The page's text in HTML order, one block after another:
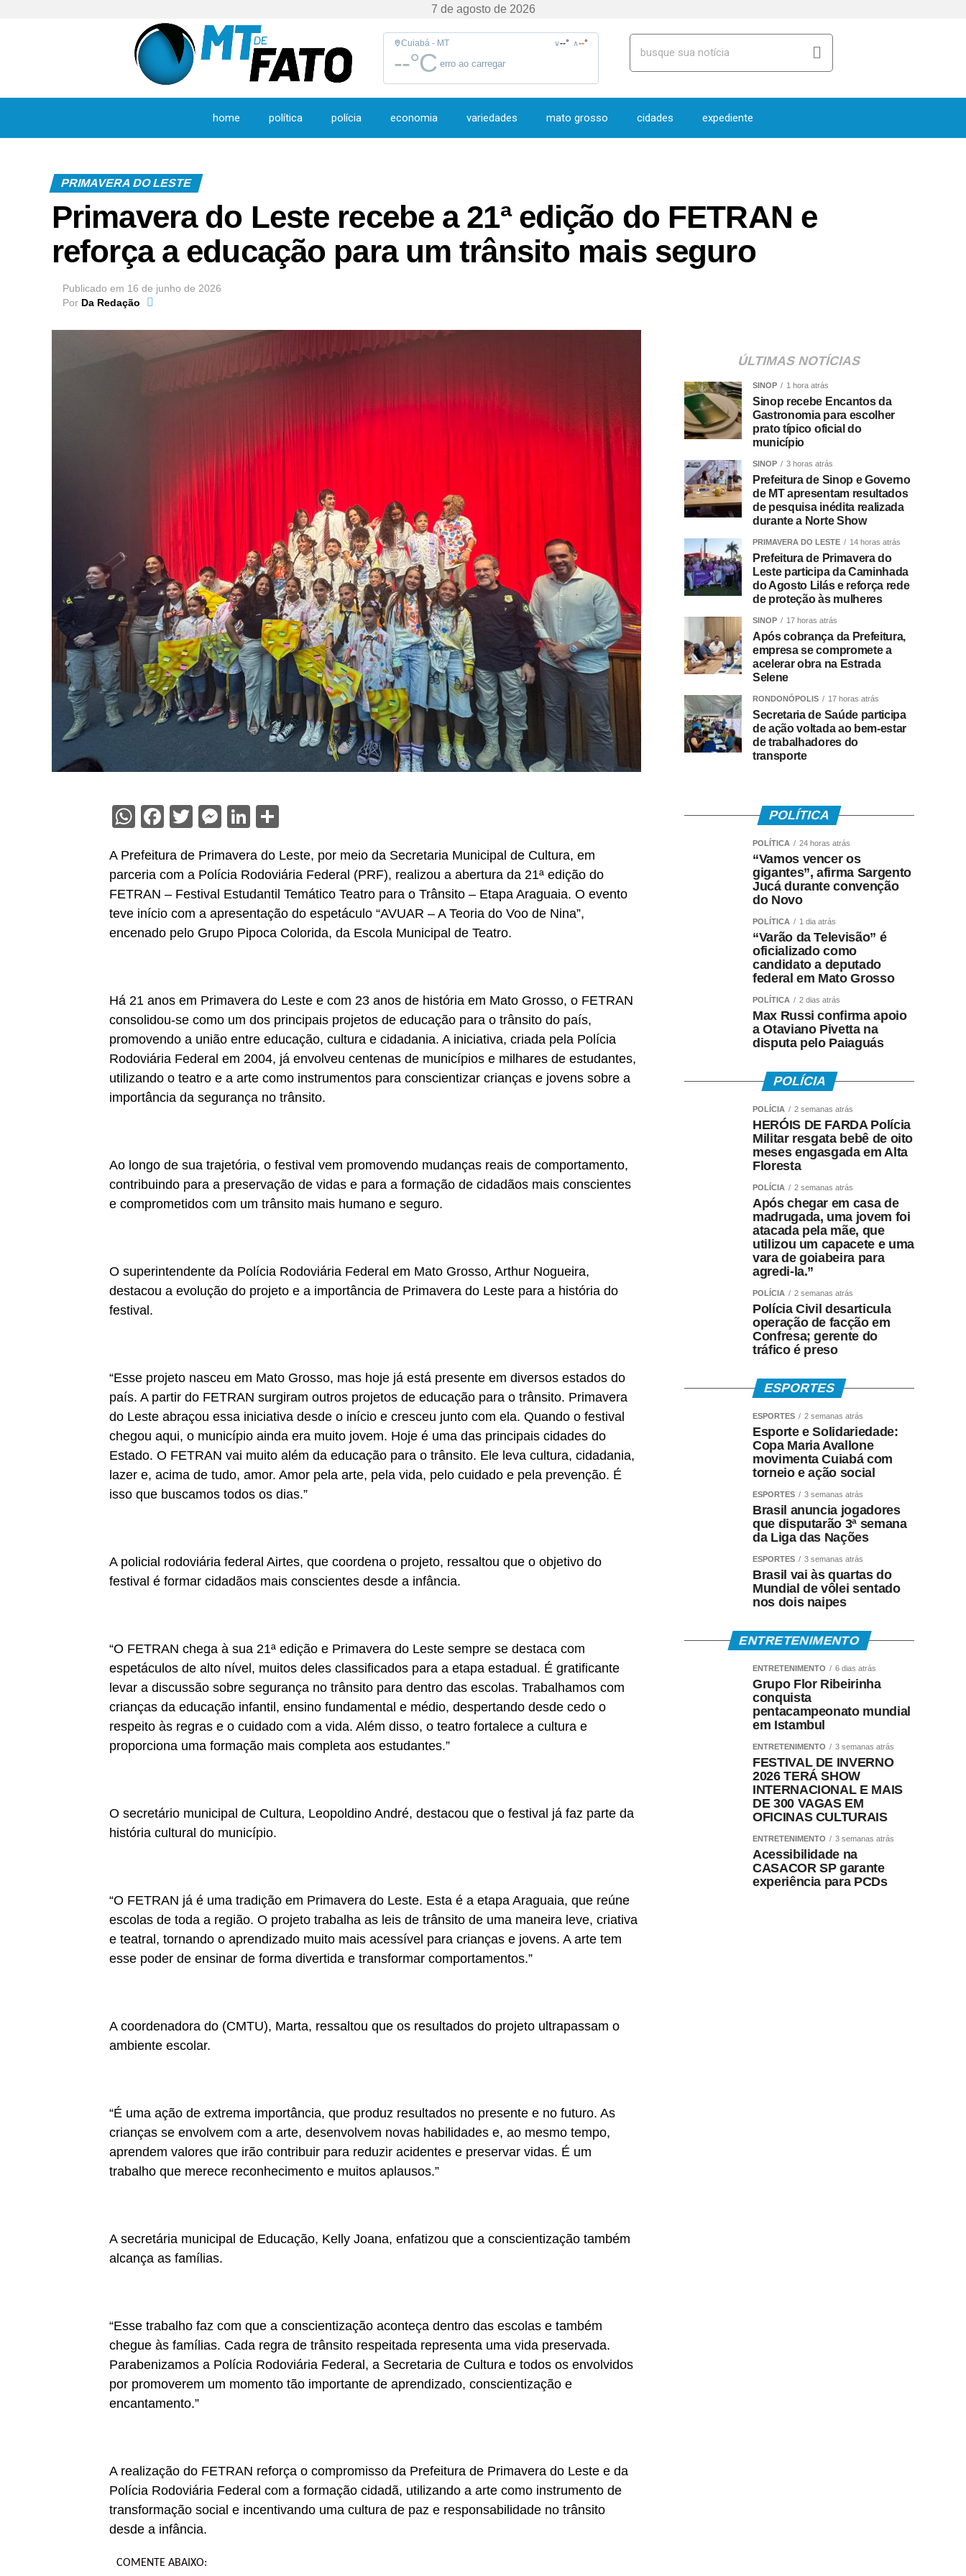
Cuiabá - MT ∨--° ∧--°
--°C erro ao carregar
home política polícia economia variedades mato grosso cidades expediente
7 de agosto de 2026
PRIMAVERA DO LESTE
Primavera do Leste recebe a 21ª edição do FETRAN e
reforça a educação para um trânsito mais seguro
Publicado em 16 de junho de 2026
Por Da Redação
WhatsApp
Facebook
Twitter
Messenger
LinkedIn
A Prefeitura de Primavera do Leste, por meio da Secretaria Municipal de Cultura, em
parceria com a Polícia Rodoviária Federal (PRF), realizou a abertura da 21ª edição do
FETRAN – Festival Estudantil Temático Teatro para o Trânsito – Etapa Araguaia. O evento
teve início com a apresentação do espetáculo “AVUAR – A Teoria do Voo de Nina”,
encenado pelo Grupo Pipoca Colorida, da Escola Municipal de Teatro.
Há 21 anos em Primavera do Leste e com 23 anos de história em Mato Grosso, o FETRAN
consolidou-se como um dos principais projetos de educação para o trânsito do país,
promovendo a união entre educação, cultura e cidadania. A iniciativa, criada pela Polícia
Rodoviária Federal em 2004, já envolveu centenas de municípios e milhares de estudantes,
utilizando o teatro e a arte como instrumentos para conscientizar crianças e jovens sobre a
importância da segurança no trânsito.
Ao longo de sua trajetória, o festival vem promovendo mudanças reais de comportamento,
contribuindo para a preservação de vidas e para a formação de cidadãos mais conscientes
e comprometidos com um trânsito mais humano e seguro.
O superintendente da Polícia Rodoviária Federal em Mato Grosso, Arthur Nogueira,
destacou a evolução do projeto e a importância de Primavera do Leste para a história do
festival.
“Esse projeto nasceu em Mato Grosso, mas hoje já está presente em diversos estados do
país. A partir do FETRAN surgiram outros projetos de educação para o trânsito. Primavera
do Leste abraçou essa iniciativa desde o início e cresceu junto com ela. Quando o festival
chegou aqui, o município ainda era muito jovem. Hoje é uma das principais cidades do
Estado. O FETRAN vai muito além da educação para o trânsito. Ele leva cultura, cidadania,
lazer e, acima de tudo, amor. Amor pela arte, pela vida, pelo cuidado e pela prevenção. É
isso que buscamos todos os dias.”
A policial rodoviária federal Airtes, que coordena o projeto, ressaltou que o objetivo do
festival é formar cidadãos mais conscientes desde a infância.
“O FETRAN chega à sua 21ª edição e Primavera do Leste sempre se destaca com
espetáculos de alto nível, muitos deles classificados para a etapa estadual. É gratificante
levar a discussão sobre segurança no trânsito para dentro das escolas. Trabalhamos com
crianças da educação infantil, ensino fundamental e médio, despertando desde cedo o
respeito às regras e o cuidado com a vida. Além disso, o teatro fortalece a cultura e
proporciona uma formação mais completa aos estudantes.”
O secretário municipal de Cultura, Leopoldino André, destacou que o festival já faz parte da
história cultural do município.
“O FETRAN já é uma tradição em Primavera do Leste. Esta é a etapa Araguaia, que reúne
escolas de toda a região. O projeto trabalha as leis de trânsito de uma maneira leve, criativa
e teatral, tornando o aprendizado muito mais acessível para crianças e jovens. A arte tem
esse poder de ensinar de forma divertida e transformar comportamentos.”
A coordenadora do (CMTU), Marta, ressaltou que os resultados do projeto ultrapassam o
ambiente escolar.
“É uma ação de extrema importância, que produz resultados no presente e no futuro. As
crianças se envolvem com a arte, desenvolvem novas habilidades e, ao mesmo tempo,
aprendem valores que irão contribuir para reduzir acidentes e preservar vidas. É um
trabalho que merece reconhecimento e muitos aplausos.”
A secretária municipal de Educação, Kelly Joana, enfatizou que a conscientização também
alcança as famílias.
“Esse trabalho faz com que a conscientização aconteça dentro das escolas e também
chegue às famílias. Cada regra de trânsito respeitada representa uma vida preservada.
Parabenizamos a Polícia Rodoviária Federal, a Secretaria de Cultura e todos os envolvidos
por promoverem um momento tão importante de aprendizado, conscientização e
encantamento.”
A realização do FETRAN reforça o compromisso da Prefeitura de Primavera do Leste e da
Polícia Rodoviária Federal com a formação cidadã, utilizando a arte como instrumento de
transformação social e incentivando uma cultura de paz e responsabilidade no trânsito
desde a infância.
COMENTE ABAIXO:
ÚLTIMAS NOTÍCIAS
SINOP 1 hora atrás
Sinop recebe Encantos da
Gastronomia para escolher
prato típico oficial do
município
SINOP 3 horas atrás
Prefeitura de Sinop e Governo
de MT apresentam resultados
de pesquisa inédita realizada
durante a Norte Show
PRIMAVERA DO LESTE 14 horas atrás
Prefeitura de Primavera do
Leste participa da Caminhada
do Agosto Lilás e reforça rede
de proteção às mulheres
SINOP 17 horas atrás
Após cobrança da Prefeitura,
empresa se compromete a
acelerar obra na Estrada
Selene
RONDONÓPOLIS 17 horas atrás
Secretaria de Saúde participa
de ação voltada ao bem-estar
de trabalhadores do
transporte
POLÍTICA
POLÍTICA 24 horas atrás
“Vamos vencer os
gigantes”, afirma Sargento
Jucá durante convenção
do Novo
POLÍTICA 1 dia atrás
“Varão da Televisão” é
oficializado como
candidato a deputado
federal em Mato Grosso
POLÍTICA 2 dias atrás
Max Russi confirma apoio
a Otaviano Pivetta na
disputa pelo Paiaguás
POLÍCIA
POLÍCIA 2 semanas atrás
HERÓIS DE FARDA Polícia
Militar resgata bebê de oito
meses engasgada em Alta
Floresta
POLÍCIA 2 semanas atrás
Após chegar em casa de
madrugada, uma jovem foi
atacada pela mãe, que
utilizou um capacete e uma
vara de goiabeira para
agredi-la.”
POLÍCIA 2 semanas atrás
Polícia Civil desarticula
operação de facção em
Confresa; gerente do
tráfico é preso
ESPORTES
ESPORTES 2 semanas atrás
Esporte e Solidariedade:
Copa Maria Avallone
movimenta Cuiabá com
torneio e ação social
ESPORTES 3 semanas atrás
Brasil anuncia jogadores
que disputarão 3ª semana
da Liga das Nações
ESPORTES 3 semanas atrás
Brasil vai às quartas do
Mundial de vôlei sentado
nos dois naipes
ENTRETENIMENTO
ENTRETENIMENTO 6 dias atrás
Grupo Flor Ribeirinha
conquista
pentacampeonato mundial
em Istambul
ENTRETENIMENTO 3 semanas atrás
FESTIVAL DE INVERNO
2026 TERÁ SHOW
INTERNACIONAL E MAIS
DE 300 VAGAS EM
OFICINAS CULTURAIS
ENTRETENIMENTO 3 semanas atrás
Acessibilidade na
CASACOR SP garante
experiência para PCDs